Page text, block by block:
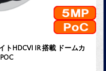
トHDCVI IR 搭載 ドームカ